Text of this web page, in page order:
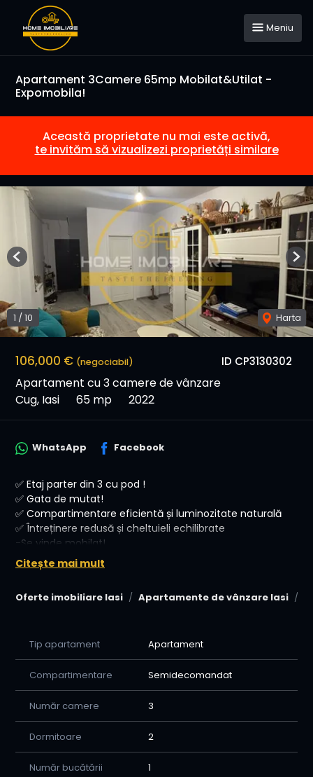
Meniu
Apartament 3Camere 65mp Mobilat&Utilat -
Expomobila!
Această proprietate nu mai este activă,
te invităm să vizualizezi proprietăți similare
ID CP3130302
106,000 € (negociabil)
Apartament cu 3 camere de vânzare
Cug, Iasi
65 mp 2022
1 / 10 Harta
Previous
Oferte imobiliare Iasi Apartamente de vânzare Iasi
WhatsApp Facebook
✅ Etaj parter din 3 cu pod !
✅ Gata de mutat!
✅ Compartimentare eficientă și luminozitate naturală
✅ Întreținere redusă și cheltuieli echilibrate
-Se vinde mobilat!
💰 Acceptăm orice metodă de plată – cash, credit
📞 Sună acum pentru o vizionare cu Home Imobiliare și
nu rata ocazia de a te muta într-un apartament
tine!-0770615183
Citește mai mult
Tip apartament Apartament
Compartimentare Semidecomandat
Număr camere 3
Dormitoare 2
Număr bucătării 1